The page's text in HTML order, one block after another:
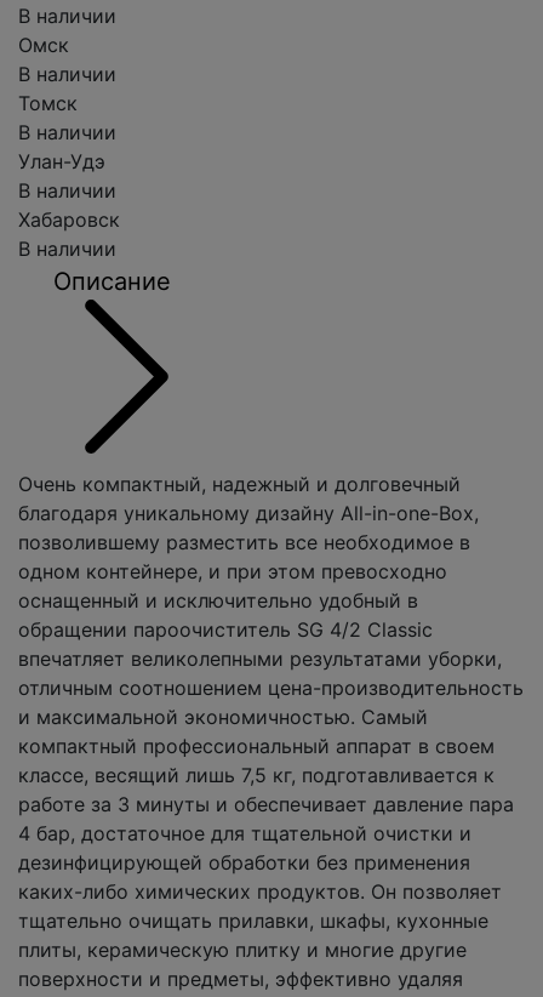
В наличии
Омск
В наличии
Томск
В наличии
Улан-Удэ
В наличии
Хабаровск
В наличии
Описание
Очень компактный, надежный и долговечный
благодаря уникальному дизайну All-in-one-Box,
позволившему разместить все необходимое в
одном контейнере, и при этом превосходно
оснащенный и исключительно удобный в
обращении пароочиститель SG 4/2 Classic
впечатляет великолепными результатами уборки,
отличным соотношением цена-производительность
и максимальной экономичностью. Самый
компактный профессиональный аппарат в своем
классе, весящий лишь 7,5 кг, подготавливается к
работе за 3 минуты и обеспечивает давление пара
4 бар, достаточное для тщательной очистки и
дезинфицирующей обработки без применения
каких-либо химических продуктов. Он позволяет
тщательно очищать прилавки, шкафы, кухонные
плиты, керамическую плитку и многие другие
поверхности и предметы, эффективно удаляя